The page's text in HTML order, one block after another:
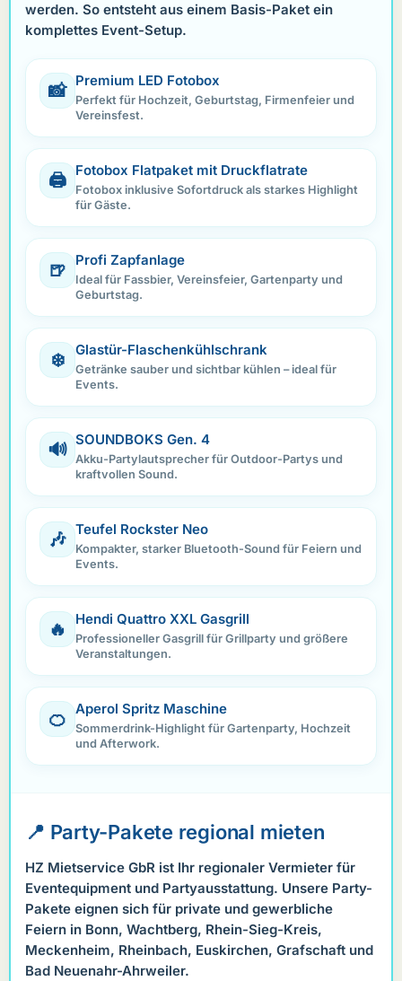
werden. So entsteht aus einem Basis-Paket ein
komplettes Event-Setup.
📸 Premium LED Fotobox
Perfekt für Hochzeit, Geburtstag, Firmenfeier und
Vereinsfest.
🖨️ Fotobox Flatpaket mit Druckflatrate
Fotobox inklusive Sofortdruck als starkes Highlight
für Gäste.
🍺 Profi Zapfanlage
Ideal für Fassbier, Vereinsfeier, Gartenparty und
Geburtstag.
❄️ Glastür-Flaschenkühlschrank
Getränke sauber und sichtbar kühlen – ideal für
Events.
🔊 SOUNDBOKS Gen. 4
Akku-Partylautsprecher für Outdoor-Partys und
kraftvollen Sound.
🎶 Teufel Rockster Neo
Kompakter, starker Bluetooth-Sound für Feiern und
Events.
🔥 Hendi Quattro XXL Gasgrill
Professioneller Gasgrill für Grillparty und größere
Veranstaltungen.
🍊 Aperol Spritz Maschine
Sommerdrink-Highlight für Gartenparty, Hochzeit
und Afterwork.
📍 Party-Pakete regional mieten
HZ Mietservice GbR ist Ihr regionaler Vermieter für
Eventequipment und Partyausstattung. Unsere Party-
Pakete eignen sich für private und gewerbliche
Feiern in Bonn, Wachtberg, Rhein-Sieg-Kreis,
Meckenheim, Rheinbach, Euskirchen, Grafschaft und
Bad Neuenahr-Ahrweiler.